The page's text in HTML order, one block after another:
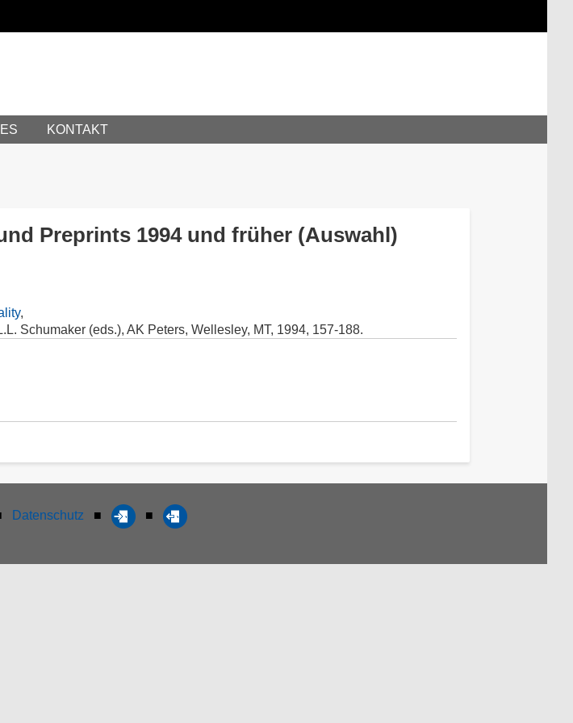
KONTAKT
Preprints 1994 und früher (Auswahl)
,
Schumaker (eds.), AK Peters, Wellesley, MT, 1994, 157-188.
Datenschutz ■ ■